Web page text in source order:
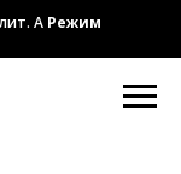
А Режим